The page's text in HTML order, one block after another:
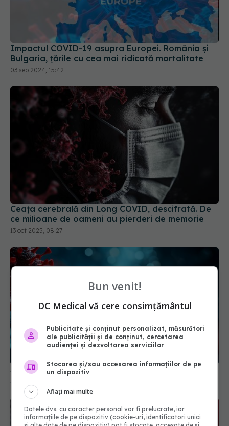
Impactul COVID-19 asupra Europei. România și
Bulgaria, țările cu cea mai ridicată mortalitate
03 sep 2024, 15:42
Ceața cerebrală din Long COVID, descifrată. De
ce milioane de oameni au pierderi de memorie
13 oct 2025, 08:27
Suprafețele din lemn reduc transmiterea COVID.
Au proprietăți antivirale naturale
02 sep 2024, 14:49
Bun venit!
DC Medical vă cere consimțământul
Publicitate și conținut personalizat, măsurători
ale publicității și de conținut, cercetarea
audienței și dezvoltarea serviciilor
Stocarea și/sau accesarea informațiilor de pe
un dispozitiv
Aflați mai multe
Datele dvs. cu caracter personal vor fi prelucrate, iar
informațiile de pe dispozitiv (cookie-uri, identificatori unici